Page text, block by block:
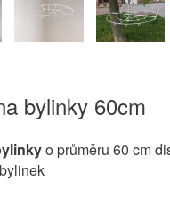
bylinky 60cm
o průměru 60 cm